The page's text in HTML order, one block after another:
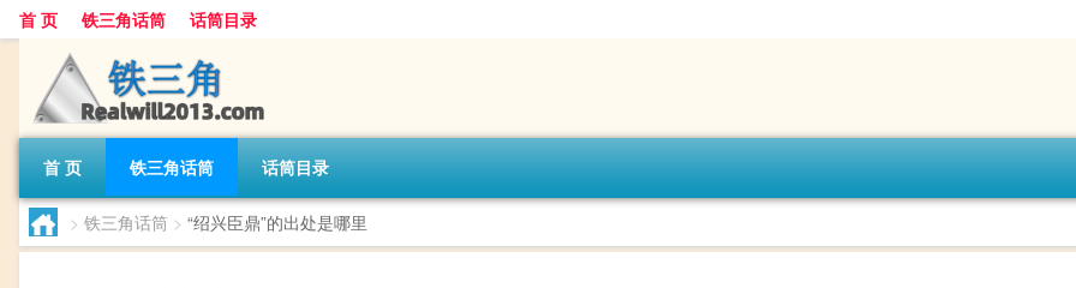
首 页 铁三角话筒 话筒目录
首 页 铁三角话筒 话筒目录
> 铁三角话筒 > “绍兴臣鼎”的出处是哪里